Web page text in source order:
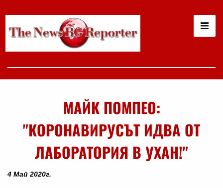
МАЙК ПОМПЕО:
"КОРОНАВИРУСЪТ ИДВА ОТ
ЛАБОРАТОРИЯ В УХАН!"
4 Май 2020г.